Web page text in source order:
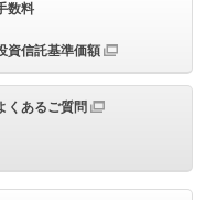
数料
資信託基準価額
くあるご質問